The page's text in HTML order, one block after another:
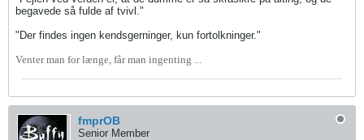
begavede så fulde af tvivl."
"Der findes ingen kendsgerninger, kun fortolkninger."
Venter man for længe, får man ingenting ...
fmprOB
Senior Member